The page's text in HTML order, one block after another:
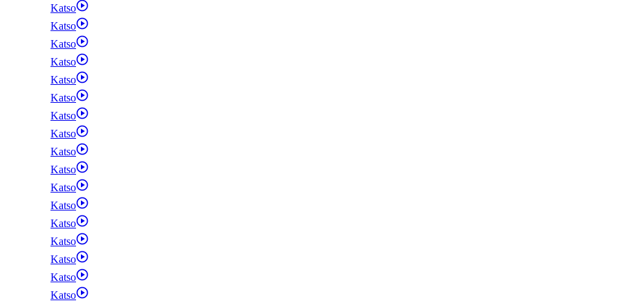
Katso
Katso
Katso
Katso
Katso
Katso
Katso
Katso
Katso
Katso
Katso
Katso
Katso
Katso
Katso
Katso
Katso